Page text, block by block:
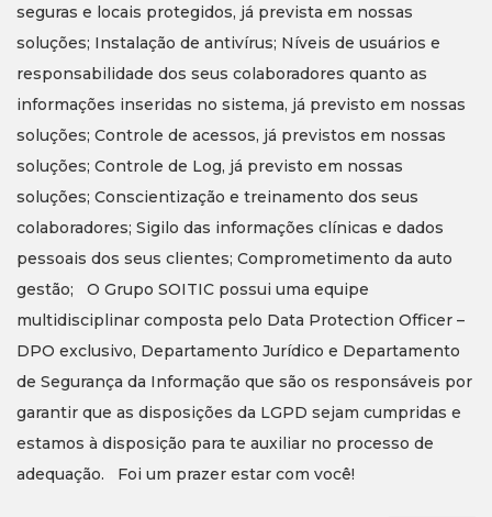
seguras e locais protegidos, já prevista em nossas
soluções; Instalação de antivírus; Níveis de usuários e
responsabilidade dos seus colaboradores quanto as
informações inseridas no sistema, já previsto em nossas
soluções; Controle de acessos, já previstos em nossas
soluções; Controle de Log, já previsto em nossas
soluções; Conscientização e treinamento dos seus
colaboradores; Sigilo das informações clínicas e dados
pessoais dos seus clientes; Comprometimento da auto
gestão; O Grupo SOITIC possui uma equipe
multidisciplinar composta pelo Data Protection Officer –
DPO exclusivo, Departamento Jurídico e Departamento
de Segurança da Informação que são os responsáveis por
garantir que as disposições da LGPD sejam cumpridas e
estamos à disposição para te auxiliar no processo de
adequação. Foi um prazer estar com você!